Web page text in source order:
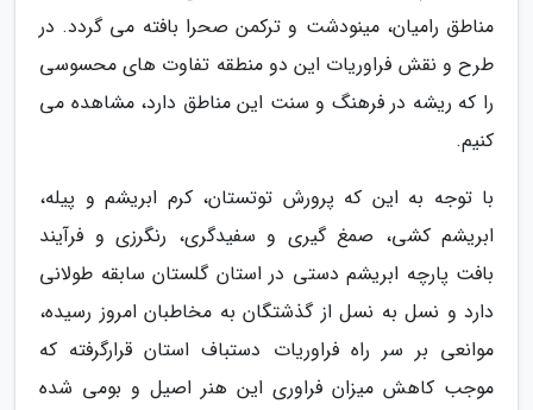
مناطق رامیان، مینودشت و ترکمن صحرا بافته می گردد. در
طرح و نقش فراوریات این دو منطقه تفاوت های محسوسی
را که ریشه در فرهنگ و سنت این مناطق دارد، مشاهده می
کنیم.
با توجه به این که پرورش توتستان، کرم ابریشم و پیله،
ابریشم کشی، صمغ گیری و سفیدگری، رنگرزی و فرآیند
بافت پارچه ابریشم دستی در استان گلستان سابقه طولانی
دارد و نسل به نسل از گذشتگان به مخاطبان امروز رسیده،
موانعی بر سر راه فراوریات دستباف استان قرارگرفته که
موجب کاهش میزان فراوری این هنر اصیل و بومی شده